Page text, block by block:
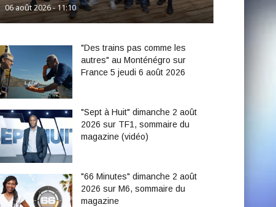
06 août 2026 - 11:10
"Des trains pas comme les
autres" au Monténégro sur
France 5 jeudi 6 août 2026
"Sept à Huit" dimanche 2 août
2026 sur TF1, sommaire du
magazine (vidéo)
"66 Minutes" dimanche 2 août
2026 sur M6, sommaire du
magazine